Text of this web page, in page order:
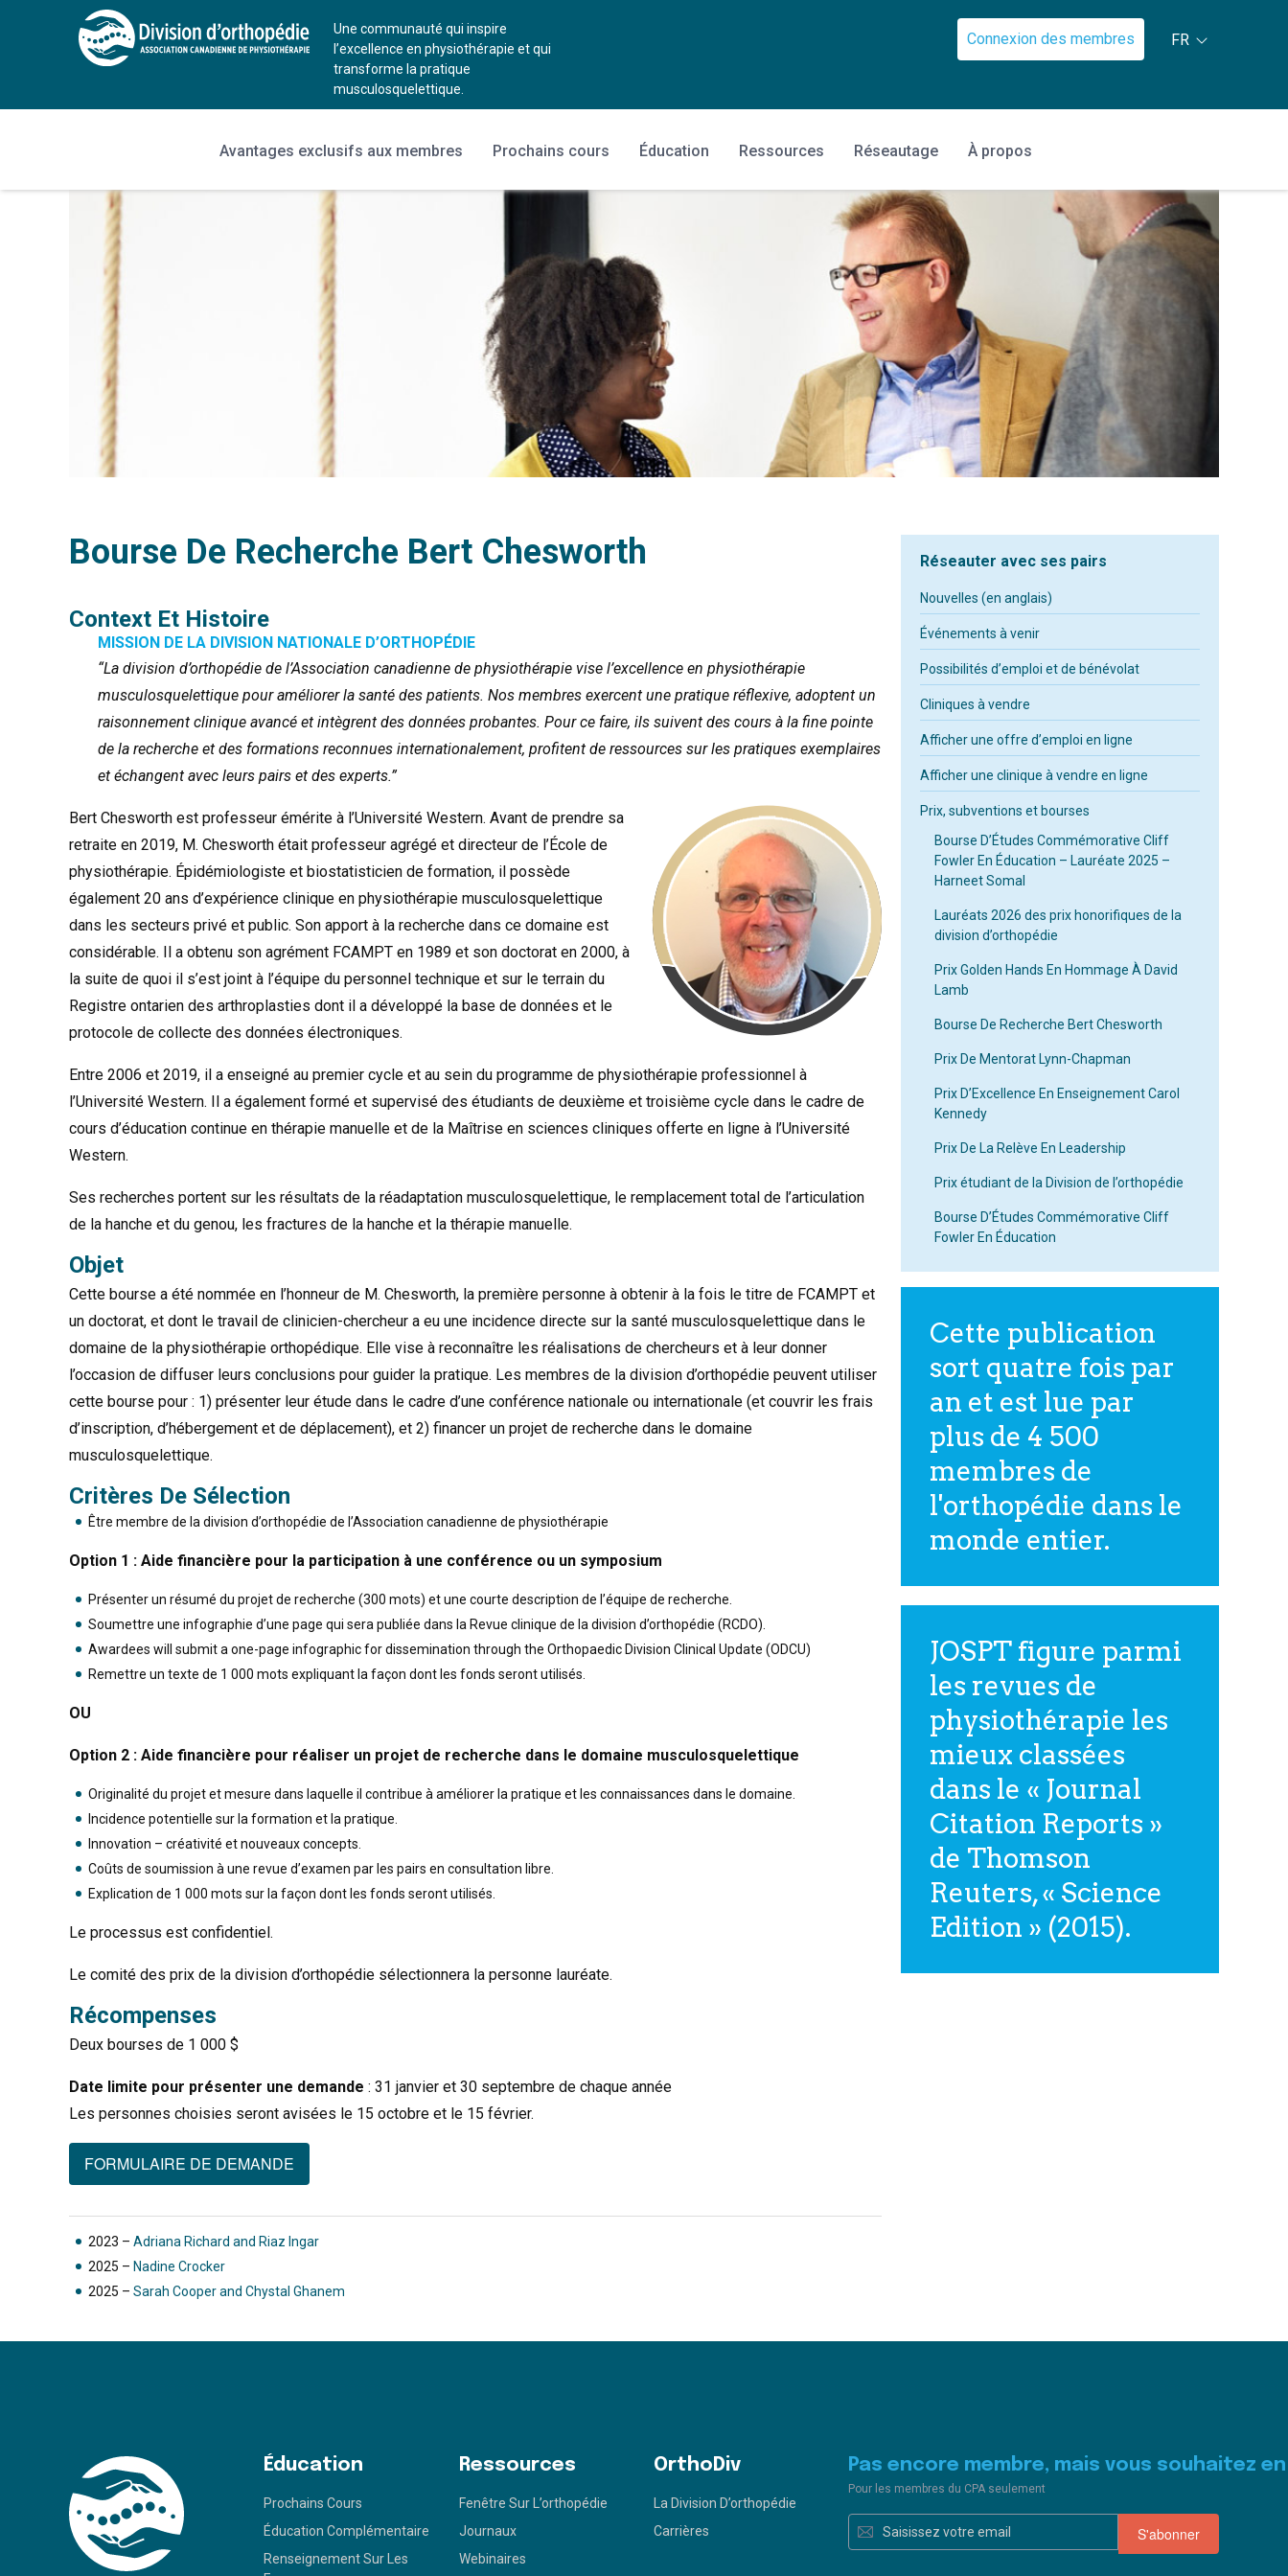
Une communauté qui inspire
l’excellence en physiothérapie et qui
transforme la pratique
musculosquelettique.
Connexion des membres FR
Avantages exclusifs aux membres Prochains cours Éducation Ressources Réseautage À propos
Bourse De Recherche Bert Chesworth
Context Et Histoire
MISSION DE LA DIVISION NATIONALE D’ORTHOPÉDIE
“La division d’orthopédie de l’Association canadienne de physiothérapie vise l’excellence en physiothérapie
musculosquelettique pour améliorer la santé des patients. Nos membres exercent une pratique réflexive, adoptent un
raisonnement clinique avancé et intègrent des données probantes. Pour ce faire, ils suivent des cours à la fine pointe
de la recherche et des formations reconnues internationalement, profitent de ressources sur les pratiques exemplaires
et échangent avec leurs pairs et des experts.”
Bert Chesworth est professeur émérite à l’Université Western. Avant de prendre sa
retraite en 2019, M. Chesworth était professeur agrégé et directeur de l’École de
physiothérapie. Épidémiologiste et biostatisticien de formation, il possède
également 20 ans d’expérience clinique en physiothérapie musculosquelettique
dans les secteurs privé et public. Son apport à la recherche dans ce domaine est
considérable. Il a obtenu son agrément FCAMPT en 1989 et son doctorat en 2000, à
la suite de quoi il s’est joint à l’équipe du personnel technique et sur le terrain du
Registre ontarien des arthroplasties dont il a développé la base de données et le
protocole de collecte des données électroniques.
Entre 2006 et 2019, il a enseigné au premier cycle et au sein du programme de physiothérapie professionnel à
l’Université Western. Il a également formé et supervisé des étudiants de deuxième et troisième cycle dans le cadre de
cours d’éducation continue en thérapie manuelle et de la Maîtrise en sciences cliniques offerte en ligne à l’Université
Western.
Ses recherches portent sur les résultats de la réadaptation musculosquelettique, le remplacement total de l’articulation
de la hanche et du genou, les fractures de la hanche et la thérapie manuelle.
Objet
Cette bourse a été nommée en l’honneur de M. Chesworth, la première personne à obtenir à la fois le titre de FCAMPT et
un doctorat, et dont le travail de clinicien-chercheur a eu une incidence directe sur la santé musculosquelettique dans le
domaine de la physiothérapie orthopédique. Elle vise à reconnaître les réalisations de chercheurs et à leur donner
l’occasion de diffuser leurs conclusions pour guider la pratique. Les membres de la division d’orthopédie peuvent utiliser
cette bourse pour : 1) présenter leur étude dans le cadre d’une conférence nationale ou internationale (et couvrir les frais
d’inscription, d’hébergement et de déplacement), et 2) financer un projet de recherche dans le domaine
musculosquelettique.
Critères De Sélection
Être membre de la division d’orthopédie de l’Association canadienne de physiothérapie
Option 1 : Aide financière pour la participation à une conférence ou un symposium
Présenter un résumé du projet de recherche (300 mots) et une courte description de l’équipe de recherche.
Soumettre une infographie d’une page qui sera publiée dans la Revue clinique de la division d’orthopédie (RCDO).
Awardees will submit a one-page infographic for dissemination through the Orthopaedic Division Clinical Update (ODCU)
Remettre un texte de 1 000 mots expliquant la façon dont les fonds seront utilisés.
OU
Option 2 : Aide financière pour réaliser un projet de recherche dans le domaine musculosquelettique
Originalité du projet et mesure dans laquelle il contribue à améliorer la pratique et les connaissances dans le domaine.
Incidence potentielle sur la formation et la pratique.
Innovation – créativité et nouveaux concepts.
Coûts de soumission à une revue d’examen par les pairs en consultation libre.
Explication de 1 000 mots sur la façon dont les fonds seront utilisés.
Le processus est confidentiel.
Le comité des prix de la division d’orthopédie sélectionnera la personne lauréate.
Récompenses
Deux bourses de 1 000 $
Date limite pour présenter une demande : 31 janvier et 30 septembre de chaque année
Les personnes choisies seront avisées le 15 octobre et le 15 février.
FORMULAIRE DE DEMANDE
2023 – Adriana Richard and Riaz Ingar
2025 – Nadine Crocker
2025 – Sarah Cooper and Chystal Ghanem
Réseauter avec ses pairs
Nouvelles (en anglais)
Événements à venir
Possibilités d’emploi et de bénévolat
Cliniques à vendre
Afficher une offre d’emploi en ligne
Afficher une clinique à vendre en ligne
Prix, subventions et bourses
Bourse D’Études Commémorative Cliff
Fowler En Éducation – Lauréate 2025 –
Harneet Somal
Lauréats 2026 des prix honorifiques de la
division d’orthopédie
Prix Golden Hands En Hommage À David
Lamb
Bourse De Recherche Bert Chesworth
Prix De Mentorat Lynn-Chapman
Prix D’Excellence En Enseignement Carol
Kennedy
Prix De La Relève En Leadership
Prix étudiant de la Division de l’orthopédie
Bourse D’Études Commémorative Cliff
Fowler En Éducation
Cette publication
sort quatre fois par
an et est lue par
plus de 4 500
membres de
l'orthopédie dans le
monde entier.
JOSPT figure parmi
les revues de
physiothérapie les
mieux classées
dans le « Journal
Citation Reports »
de Thomson
Reuters, « Science
Edition » (2015).
Éducation
Prochains Cours
Éducation Complémentaire
Renseignement Sur Les
Ressources
Fenêtre Sur L’orthopédie
Journaux
Webinaires
OrthoDiv
La Division D’orthopédie
Carrières
Pas encore membre, mais vous souhaitez
Pour les membres du CPA seulement